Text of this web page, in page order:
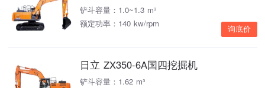
铲斗容量：1.0~1.3 m³
额定功率：140 kw/rpm
询底价
日立 ZX350-6A国四挖掘机
铲斗容量：1.62 m³